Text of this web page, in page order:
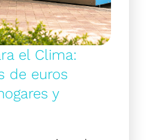
el Clima:
de euros
y